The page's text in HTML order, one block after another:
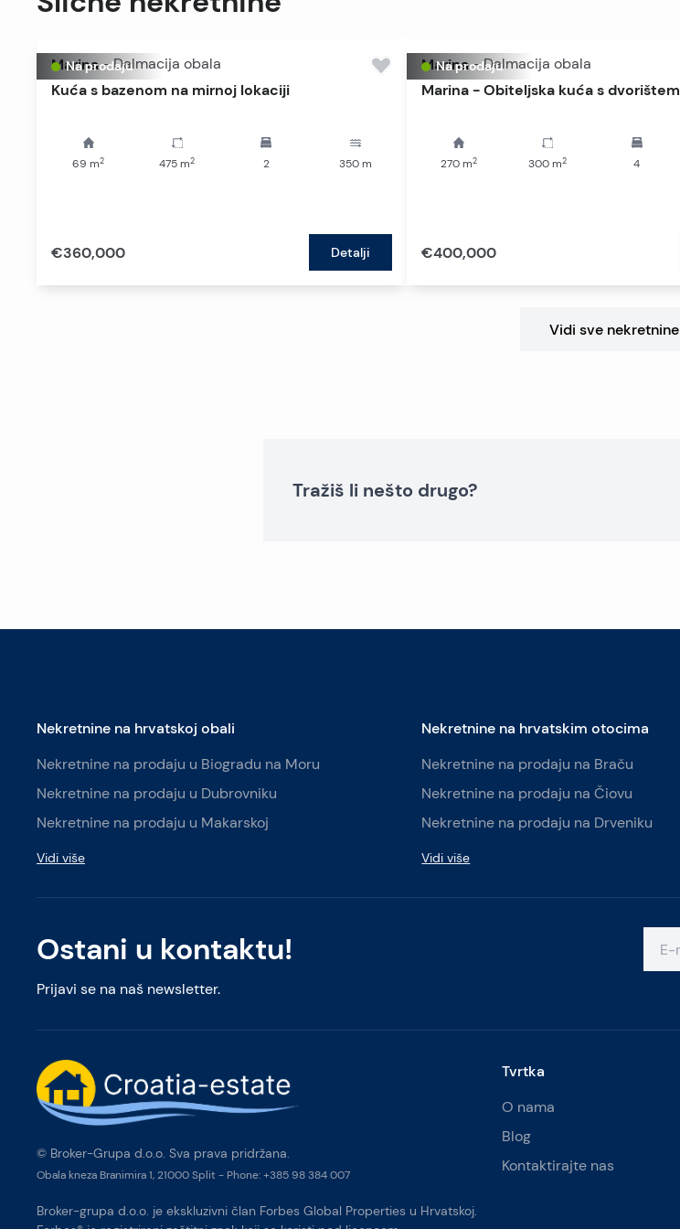
Na prodaju
Marina - Dalmacija obala
Kuća s bazenom na mirnoj lokaciji
69 m2 475 m2 2 350m
€360,000 Detalji
Na prodaju
Marina - Dalmacija obala
Marina - Obiteljska kuća s dvorištem
270m2 300 m2 4
€400,000
Vidi sve nekretnine
Tražiš li nešto drugo?
Ostani u kontaktu!
Prijavi se na naš newsletter.
Nekretnine na hrvatskoj obali
Nekretnine na prodaju u Biogradu na Moru
Nekretnine na prodaju u Dubrovniku
Nekretnine na prodaju u Makarskoj
Vidi više
Nekretnine na hrvatskim otocima
Nekretnine na prodaju na Braču
Nekretnine na prodaju na Čiovu
Nekretnine na prodaju na Drveniku
Vidi više
Tvrtka
O nama
Blog
Kontaktirajte nas
© Broker-Grupa d.o.o. Sva prava pridržana.
Obala kneza Branimira 1, 21000 Split - Phone: +385 98 384 007
Broker-grupa d.o.o. je ekskluzivni član Forbes Global Properties u Hrvatskoj.